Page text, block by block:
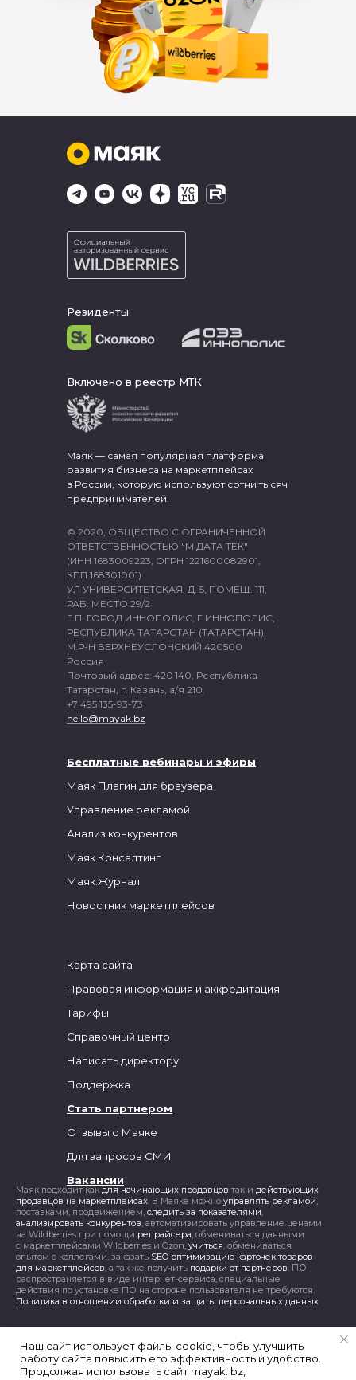
Бесплатные вебинары и эфиры
Маяк Плагин для браузера
Управление рекламой
Анализ конкурентов
Маяк.Консалтинг
Маяк.Журнал
Новостник маркетплейсов
Карта сайта
Правовая информация и аккредитация
Тарифы
Справочный центр
Написать директору
Поддержка
Стать партнером
Отзывы о Маяке
Для запросов СМИ
Вакансии
Резиденты
Включено в реестр МТК
Маяк — самая популярная платформа
развития бизнеса на маркетплейсах
в России, которую используют сотни тысяч
предпринимателей.
© 2020, ОБЩЕСТВО С ОГРАНИЧЕННОЙ
ОТВЕТСТВЕННОСТЬЮ "М ДАТА ТЕК"
(ИНН 1683009223, ОГРН 1221600082901,
КПП 168301001)
УЛ УНИВЕРСИТЕТСКАЯ, Д. 5, ПОМЕЩ. 111,
РАБ. МЕСТО 29/2
Г.П. ГОРОД ИННОПОЛИС, Г ИННОПОЛИС,
РЕСПУБЛИКА ТАТАРСТАН (ТАТАРСТАН),
М.Р-Н ВЕРХНЕУСЛОНСКИЙ 420500
Россия
Почтовый адрес: 420 140, Республика
Татарстан, г. Казань, а/я 210.
+7 495 135-93-73
hello@mayak.bz
Маяк подходит как для начинающих продавцов так и действующих
продавцов на маркетплейсах. В Маяке можно управлять рекламой,
поставками, продвижением, следить за показателями,
анализировать конкурентов, автоматизировать управление ценами
на Wildberries при помощи репрайсера, обмениваться данными
с маркетплейсами Wildberries и Ozon, учиться, обмениваться
опытом с коллегами, заказать SEO-оптимизацию карточек товаров
для маркетплейсов, а так же получить подарки от партнеров. ПО
распространяется в виде интернет-сервиса, специальные
действия по установке ПО на стороне пользователя не требуются.
Политика в отношении обработки и защиты персональных данных
Наш сайт использует файлы cookie, чтобы улучшить
работу сайта повысить его эффективность и удобство.
Продолжая использовать сайт mayak. bz,